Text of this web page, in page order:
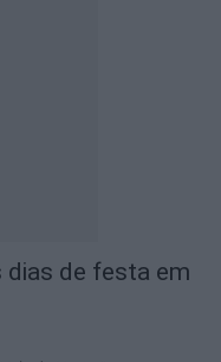
de festa em